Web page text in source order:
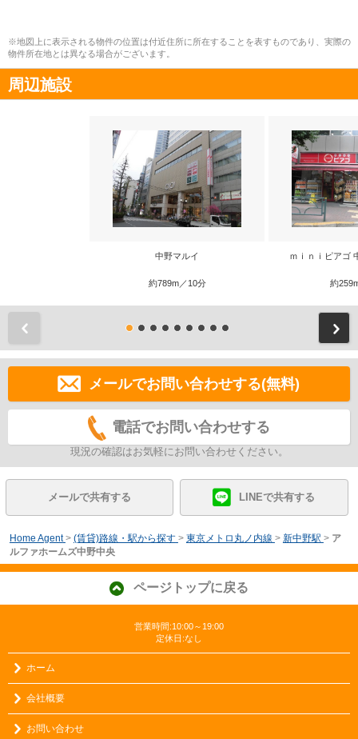
※地図上に表示される物件の位置は付近住所に所在することを表すものであり、実際の
物件所在地とは異なる場合がございます。
周辺施設
中野マルイ
約789m／10分
ｍｉｎｉピアゴ
約
メールでお問い合わせする(無料)
電話でお問い合わせする
現況の確認はお気軽にお問い合わせください。
メールで共有する LINEで共有する
Home Agent > (賃貸)路線・駅から探す > 東京メトロ丸ノ内線 > 新中野駅 > ア
ルファホームズ中野中央
ページトップに戻る
営業時間:10:00～19:00
定休日:なし
ホーム
会社概要
お問い合わせ